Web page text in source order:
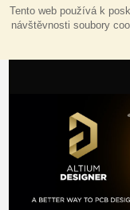
Tento web používá k
návštěvnosti soubory